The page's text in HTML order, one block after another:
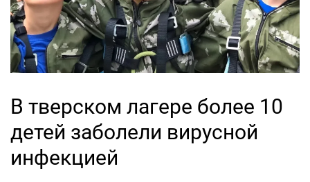
В тверском лагере более 10
детей заболели вирусной
инфекцией